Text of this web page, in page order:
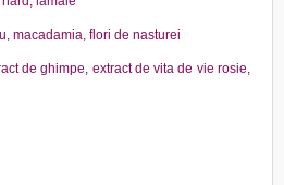
macadamia, flori de nasturei
de ghimpe, extract de vita de vie rosie,